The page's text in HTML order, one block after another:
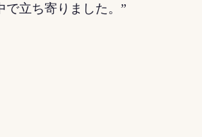
で立ち寄りました。”